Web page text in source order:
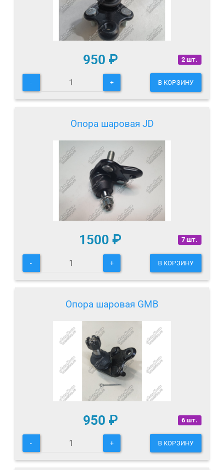
2 шт.
950 ₽
- + В КОРЗИНУ
Опора шаровая JD
7 шт.
1500 ₽
- + В КОРЗИНУ
Опора шаровая GMB
6 шт.
950 ₽
- + В КОРЗИНУ